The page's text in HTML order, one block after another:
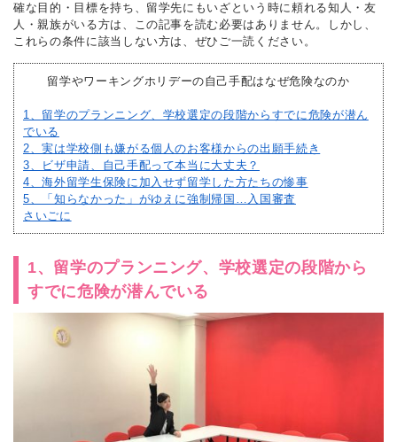
確な目的・目標を持ち、留学先にもいざという時に頼れる知人・友
人・親族がいる方は、この記事を読む必要はありません。しかし、
これらの条件に該当しない方は、ぜひご一読ください。
留学やワーキングホリデーの自己手配はなぜ危険なのか
1、留学のプランニング、学校選定の段階からすでに危険が潜ん
でいる
2、実は学校側も嫌がる個人のお客様からの出願手続き
3、ビザ申請、自己手配って本当に大丈夫？
4、海外留学生保険に加入せず留学した方たちの惨事
5、「知らなかった」がゆえに強制帰国…入国審査
さいごに
1、留学のプランニング、学校選定の段階から
すでに危険が潜んでいる